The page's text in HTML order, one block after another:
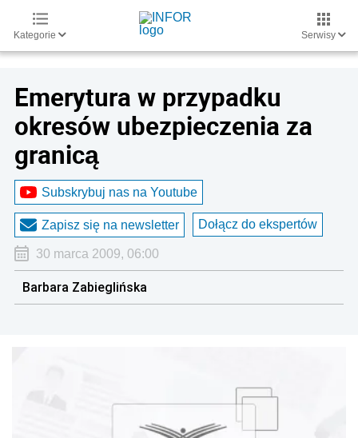
Kategorie Serwisy
Emerytura w przypadku
okresów ubezpieczenia za
granicą
Subskrybuj nas na Youtube
Zapisz się na newsletter Dołącz do ekspertów
30 marca 2009, 06:00
Barbara Zabieglińska